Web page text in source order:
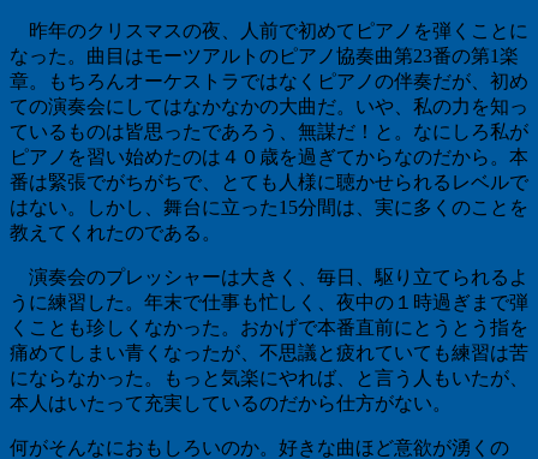
昨年のクリスマスの夜、人前で初めてピアノを弾くことに
なった。曲目はモーツアルトのピアノ協奏曲第23番の第1楽
章。もちろんオーケストラではなくピアノの伴奏だが、初め
ての演奏会にしてはなかなかの大曲だ。いや、私の力を知っ
ているものは皆思ったであろう、無謀だ！と。なにしろ私が
ピアノを習い始めたのは４０歳を過ぎてからなのだから。本
番は緊張でがちがちで、とても人様に聴かせられるレベルで
はない。しかし、舞台に立った15分間は、実に多くのことを
教えてくれたのである。
演奏会のプレッシャーは大きく、毎日、駆り立てられるよ
うに練習した。年末で仕事も忙しく、夜中の１時過ぎまで弾
くことも珍しくなかった。おかげで本番直前にとうとう指を
痛めてしまい青くなったが、不思議と疲れていても練習は苦
にならなかった。もっと気楽にやれば、と言う人もいたが、
本人はいたって充実しているのだから仕方がない。
何がそんなにおもしろいのか。好きな曲ほど意欲が湧くの